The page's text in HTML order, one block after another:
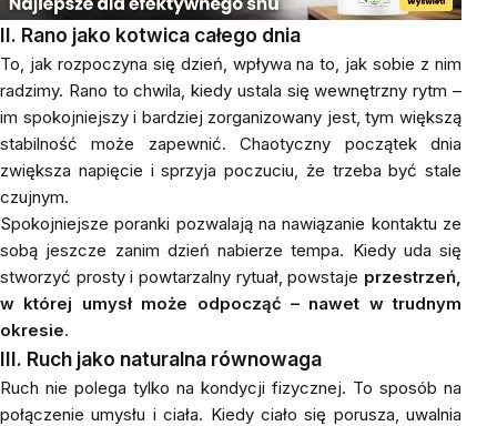
II. Rano jako kotwica całego dnia
To, jak rozpoczyna się dzień, wpływa na to, jak sobie z nim
radzimy. Rano to chwila, kiedy ustala się wewnętrzny rytm –
im spokojniejszy i bardziej zorganizowany jest, tym większą
stabilność może zapewnić. Chaotyczny początek dnia
zwiększa napięcie i sprzyja poczuciu, że trzeba być stale
czujnym.
Spokojniejsze poranki pozwalają na nawiązanie kontaktu ze
sobą jeszcze zanim dzień nabierze tempa. Kiedy uda się
stworzyć prosty i powtarzalny rytuał, powstaje przestrzeń,
w której umysł może odpocząć – nawet w trudnym
okresie.
III. Ruch jako naturalna równowaga
Ruch nie polega tylko na kondycji fizycznej. To sposób na
połączenie umysłu i ciała. Kiedy ciało się porusza, uwalnia